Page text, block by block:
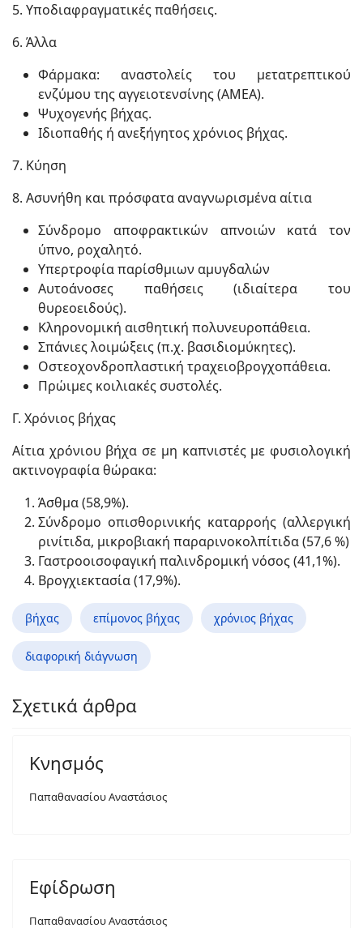
5. Υποδιαφραγματικές παθήσεις.
6. Άλλα
Φάρμακα: αναστολείς του μετατρεπτικού
ενζύμου της αγγειοτενσίνης (ΑΜΕΑ).
Ψυχογενής βήχας.
Ιδιοπαθής ή ανεξήγητος χρόνιος βήχας.
7. Κύηση
8. Ασυνήθη και πρόσφατα αναγνωρισμένα αίτια
Σύνδρομο αποφρακτικών απνοιών κατά τον
ύπνο, ροχαλητό.
Υπερτροφία παρίσθμιων αμυγδαλών
Αυτοάνοσες παθήσεις (ιδιαίτερα του
θυρεοειδούς).
Κληρονομική αισθητική πολυνευροπάθεια.
Σπάνιες λοιμώξεις (π.χ. βασιδιομύκητες).
Οστεοχονδροπλαστική τραχειοβρογχοπάθεια.
Πρώιμες κοιλιακές συστολές.
Γ. Χρόνιος βήχας
Αίτια χρόνιου βήχα σε μη καπνιστές με φυσιολογική
ακτινογραφία θώρακα:
Άσθμα (58,9%).
Σύνδρομο οπισθορινικής καταρροής (αλλεργική
ρινίτιδα, μικροβιακή παραρινοκολπίτιδα (57,6 %)
Γαστροοισοφαγική παλινδρομική νόσος (41,1%).
Βρογχιεκτασία (17,9%).
βήχας επίμονος βήχας χρόνιος βήχας
διαφορική διάγνωση
Σχετικά άρθρα
Κνησμός
Παπαθανασίου Αναστάσιος
Εφίδρωση
Παπαθανασίου Αναστάσιος